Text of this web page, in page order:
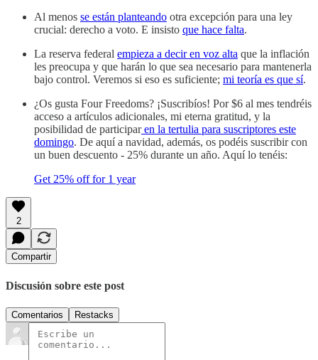
Al menos se están planteando otra excepción para una ley
crucial: derecho a voto. E insisto que hace falta.
La reserva federal empieza a decir en voz alta que la inflación
les preocupa y que harán lo que sea necesario para mantenerla
bajo control. Veremos si eso es suficiente; mi teoría es que sí.
¿Os gusta Four Freedoms? ¡Suscribíos! Por $6 al mes tendréis
acceso a artículos adicionales, mi eterna gratitud, y la
posibilidad de participaren la tertulia para suscriptores este
domingo. De aquí a navidad, además, os podéis suscribir con
un buen descuento - 25% durante un año. Aquí lo tenéis:
Get 25% off for 1 year
2
Compartir
Discusión sobre este post
Comentarios Restacks